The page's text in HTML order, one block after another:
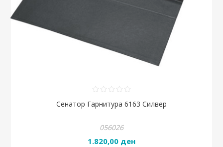
Сенатор Гарнитура 6163 Силвер
056026
1.820,00 ден